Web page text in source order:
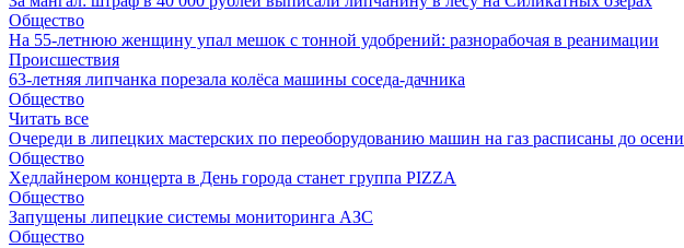
Общество
На 55-летнюю женщину упал мешок с тонной удобрений: разнорабочая в реанимации
Происшествия
63-летняя липчанка порезала колёса машины соседа-дачника
Общество
Читать все
Очереди в липецких мастерских по переоборудованию машин на газ расписаны до осени
Общество
Хедлайнером концерта в День города станет группа PIZZA
Общество
Запущены липецкие системы мониторинга АЗС
Общество